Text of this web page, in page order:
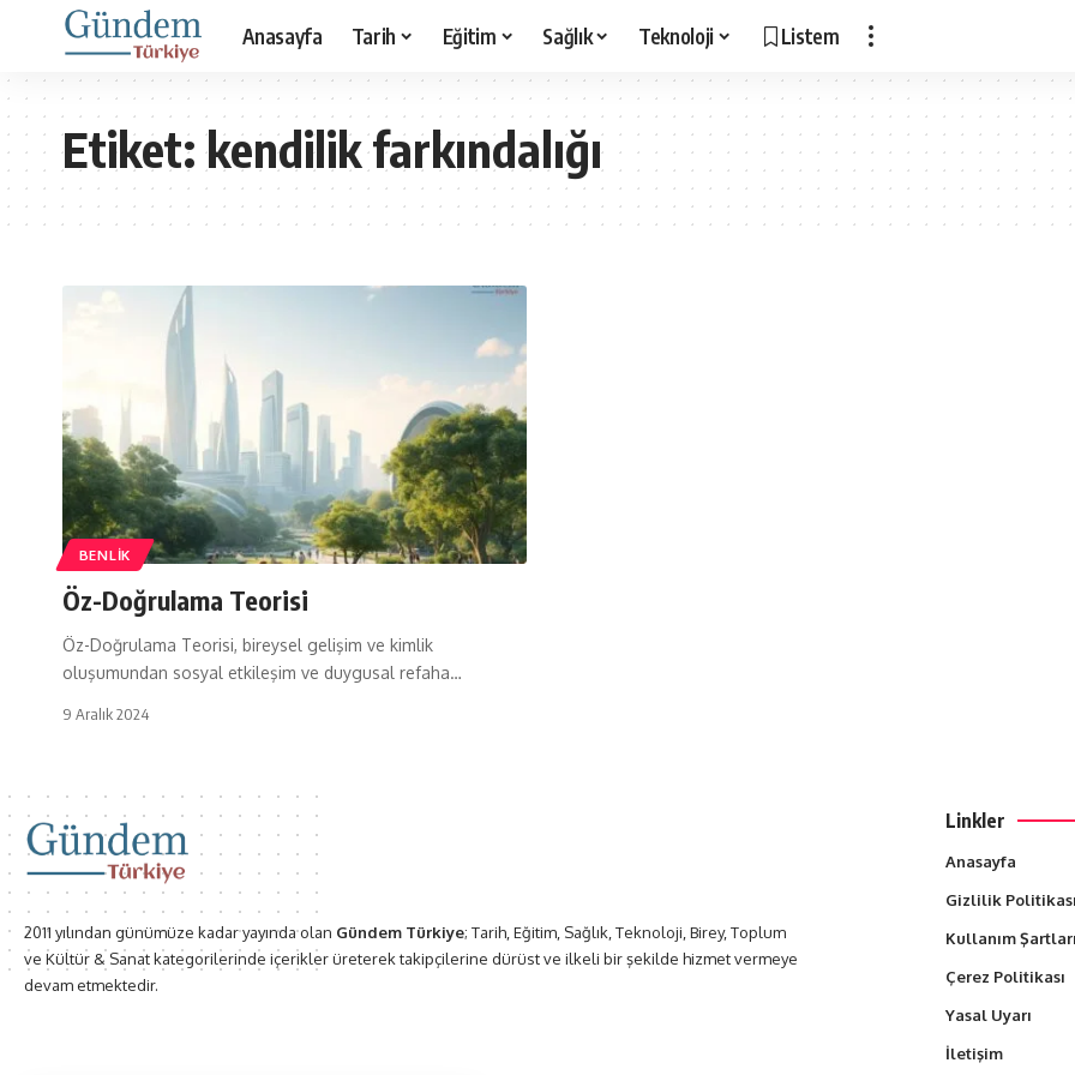
Anasayfa Tarih Eğitim Sağlık Teknoloji Listem
Etiket:kendilik farkındalığı
BENLIK
Öz-Doğrulama Teorisi
Öz-Doğrulama Teorisi, bireysel gelişim ve kimlik
oluşumundan sosyal etkileşim ve duygusal refaha…
9 Aralık 2024
2011 yılından günümüze kadar yayında olan Gündem Türkiye; Tarih, Eğitim, Sağlık, Teknoloji, Birey, Toplum
ve Kültür & Sanat kategorilerinde içerikler üreterek takipçilerine dürüst ve ilkeli bir şekilde hizmet vermeye
devam etmektedir.
Linkler
Anasayfa
Gizlilik Politikası
Kullanım Şartları
Çerez Politikası
Yasal Uyarı
İletişim